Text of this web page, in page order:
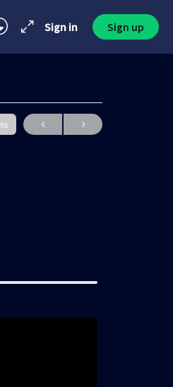
Sign in Sign up